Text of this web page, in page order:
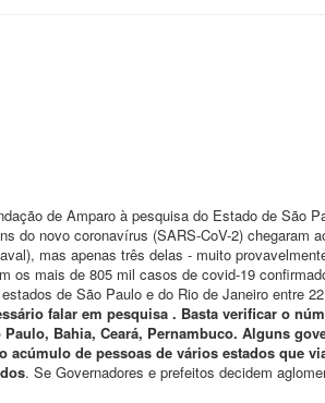
de Amparo à pesquisa do Estado de São
do novo coronavírus (SARS-CoV-2) chegaram
mas apenas três delas - muito
os mais de 805 mil casos de covid-19
de São Paulo e do Rio de Janeiro entre
falar em pesquisa . Basta verificar o
Bahia, Ceará, Pernambuco. Alguns
acúmulo de pessoas de vários estados que
. Se Governadores e prefeitos decidem